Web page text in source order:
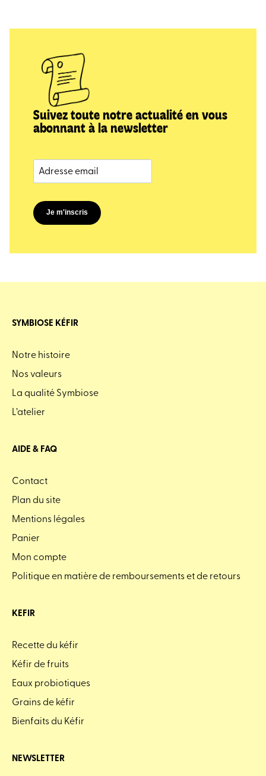
Suivez toute notre actualité en vous
abonnant à la newsletter
Je m'inscris
SYMBIOSE KÉFIR
Notre histoire
Nos valeurs
La qualité Symbiose
L’atelier
AIDE & FAQ
Contact
Plan du site
Mentions légales
Panier
Mon compte
Politique en matière de remboursements et de retours
KEFIR
Recette du kéfir
Kéfir de fruits
Eaux probiotiques
Grains de kéfir
Bienfaits du Kéfir
NEWSLETTER